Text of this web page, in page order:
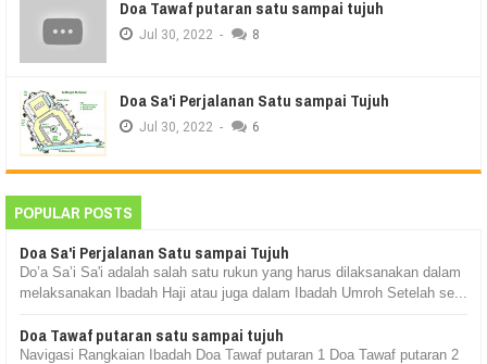
Doa Tawaf putaran satu sampai tujuh
Jul 30, 2022 - 8
Doa Sa'i Perjalanan Satu sampai Tujuh
Jul 30, 2022 - 6
POPULAR POSTS
Doa Sa'i Perjalanan Satu sampai Tujuh
Do’a Sa’i Sa'i adalah salah satu rukun yang harus dilaksanakan dalam
melaksanakan Ibadah Haji atau juga dalam Ibadah Umroh Setelah se...
Doa Tawaf putaran satu sampai tujuh
Navigasi Rangkaian Ibadah Doa Tawaf putaran 1 Doa Tawaf putaran 2